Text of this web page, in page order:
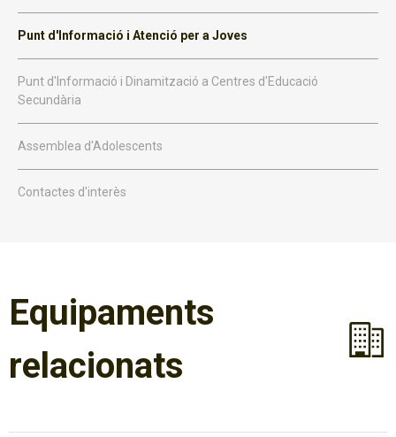
Punt d'Informació i Atenció per a Joves
Punt d'Informació i Dinamització a Centres d'Educació
Secundària
Assemblea d'Adolescents
Contactes d'interès
Equipaments
relacionats